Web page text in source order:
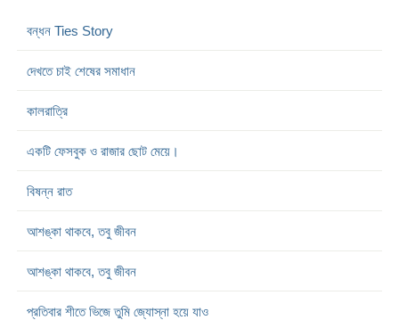
বন্ধন Ties Story
দেখতে চাই শেষের সমাধান
কালরাত্রি
একটি ফেসবুক ও রাজার ছোট মেয়ে।
বিষন্ন রাত
আশঙ্কা থাকবে, তবু জীবন
আশঙ্কা থাকবে, তবু জীবন
প্রতিবার শীতে ভিজে তুমি জ্যোস্না হয়ে যাও